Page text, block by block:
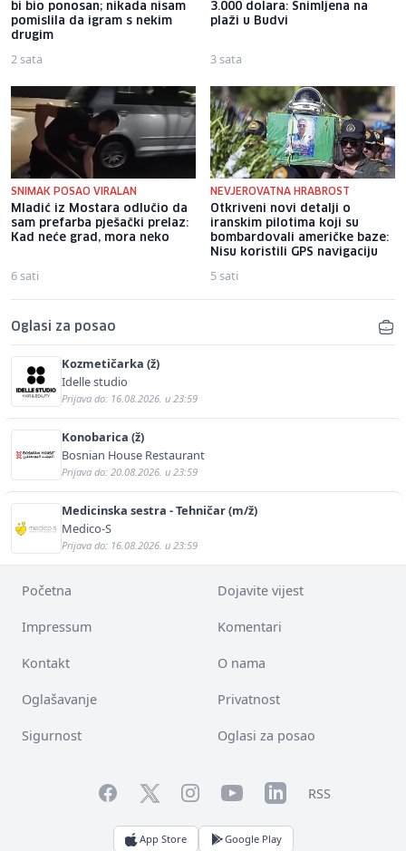
bi bio ponosan; nikada nisam
pomislila da igram s nekim
drugim
2 sata
3.000 dolara: Snimljena na
plaži u Budvi
3 sata
SNIMAK POSAO VIRALAN
Mladić iz Mostara odlučio da
sam prefarba pješački prelaz:
Kad neće grad, mora neko
6 sati
NEVJEROVATNA HRABROST
Otkriveni novi detalji o
iranskim pilotima koji su
bombardovali američke baze:
Nisu koristili GPS navigaciju
5 sati
Oglasi za posao
Kozmetičarka (ž)
Idelle studio
Prijava do: 16.08.2026. u 23:59
Konobarica (ž)
Bosnian House Restaurant
Prijava do: 20.08.2026. u 23:59
Medicinska sestra - Tehničar (m/ž)
Medico-S
Prijava do: 16.08.2026. u 23:59
Početna Dojavite vijest
Impressum Komentari
Kontakt O nama
Oglašavanje Privatnost
Sigurnost Oglasi za posao
FacebookTwitterInstagramYouTubeLinkedInRSS
App Store Google Play